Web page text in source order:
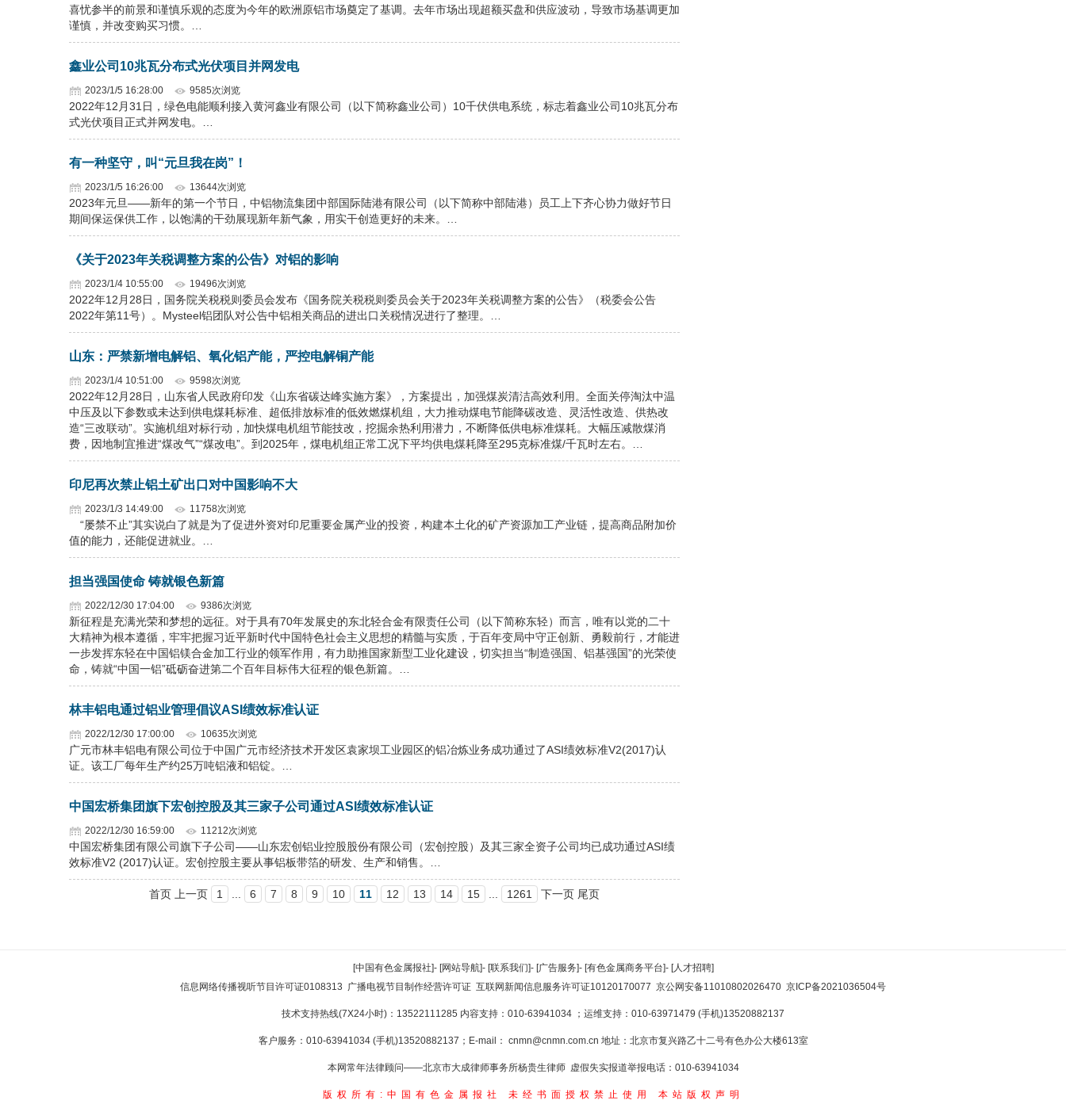
喜忧参半的前景和谨慎乐观的态度为今年的欧洲原铝市场奠定了基调。去年市场出现超额买盘和供应波动，导致市场基调更加
谨慎，并改变购买习惯。…
鑫业公司10兆瓦分布式光伏项目并网发电
2023/1/5 16:28:00 9585次浏览
2022年12月31日，绿色电能顺利接入黄河鑫业有限公司（以下简称鑫业公司）10千伏供电系统，标志着鑫业公司10兆瓦分布
式光伏项目正式并网发电。…
有一种坚守，叫“元旦我在岗”！
2023/1/5 16:26:00 13644次浏览
2023年元旦——新年的第一个节日，中铝物流集团中部国际陆港有限公司（以下简称中部陆港）员工上下齐心协力做好节日
期间保运保供工作，以饱满的干劲展现新年新气象，用实干创造更好的未来。…
《关于2023年关税调整方案的公告》对铝的影响
2023/1/4 10:55:00 19496次浏览
2022年12月28日，国务院关税税则委员会发布《国务院关税税则委员会关于2023年关税调整方案的公告》（税委会公告
2022年第11号）。Mysteel铝团队对公告中铝相关商品的进出口关税情况进行了整理。…
山东：严禁新增电解铝、氧化铝产能，严控电解铜产能
2023/1/4 10:51:00 9598次浏览
2022年12月28日，山东省人民政府印发《山东省碳达峰实施方案》，方案提出，加强煤炭清洁高效利用。全面关停淘汰中温
中压及以下参数或未达到供电煤耗标准、超低排放标准的低效燃煤机组，大力推动煤电节能降碳改造、灵活性改造、供热改
造“三改联动”。实施机组对标行动，加快煤电机组节能技改，挖掘余热利用潜力，不断降低供电标准煤耗。大幅压减散煤消
费，因地制宜推进“煤改气”“煤改电”。到2025年，煤电机组正常工况下平均供电煤耗降至295克标准煤/千瓦时左右。…
印尼再次禁止铝土矿出口对中国影响不大
2023/1/3 14:49:00 11758次浏览
“屡禁不止”其实说白了就是为了促进外资对印尼重要金属产业的投资，构建本土化的矿产资源加工产业链，提高商品附加价
值的能力，还能促进就业。…
担当强国使命 铸就银色新篇
2022/12/30 17:04:00 9386次浏览
新征程是充满光荣和梦想的远征。对于具有70年发展史的东北轻合金有限责任公司（以下简称东轻）而言，唯有以党的二十
大精神为根本遵循，牢牢把握习近平新时代中国特色社会主义思想的精髓与实质，于百年变局中守正创新、勇毅前行，才能进
一步发挥东轻在中国铝镁合金加工行业的领军作用，有力助推国家新型工业化建设，切实担当“制造强国、铝基强国”的光荣使
命，铸就“中国一铝”砥砺奋进第二个百年目标伟大征程的银色新篇。…
林丰铝电通过铝业管理倡议ASI绩效标准认证
2022/12/30 17:00:00 10635次浏览
广元市林丰铝电有限公司位于中国广元市经济技术开发区袁家坝工业园区的铝冶炼业务成功通过了ASI绩效标准V2(2017)认
证。该工厂每年生产约25万吨铝液和铝锭。…
中国宏桥集团旗下宏创控股及其三家子公司通过ASI绩效标准认证
2022/12/30 16:59:00 11212次浏览
中国宏桥集团有限公司旗下子公司——山东宏创铝业控股股份有限公司（宏创控股）及其三家全资子公司均已成功通过ASI绩
效标准V2 (2017)认证。宏创控股主要从事铝板带箔的研发、生产和销售。…
首页 上一页 1 6 7 8 9 10 11 12 13 14 15 1261 下一页 尾页
[中国有色金属报社]- [网站导航]- [联系我们]- [广告服务]- [有色金属商务平台]- [人才招聘]
信息网络传播视听节目许可证0108313 广播电视节目制作经营许可证 互联网新闻信息服务许可证10120170077 京公网安备11010802026470 京ICP备2021036504号
技术支持热线(7X24小时)：13522111285 内容支持：010-63941034 ；运维支持：010-63971479 (手机)13520882137
客户服务：010-63941034 (手机)13520882137；E-mail： cnmn@cnmn.com.cn 地址：北京市复兴路乙十二号有色办公大楼613室
本网常年法律顾问——北京市大成律师事务所杨贵生律师 虚假失实报道举报电话：010-63941034
版权所有:中国有色金属报社 未经书面授权禁止使用 本站版权声明